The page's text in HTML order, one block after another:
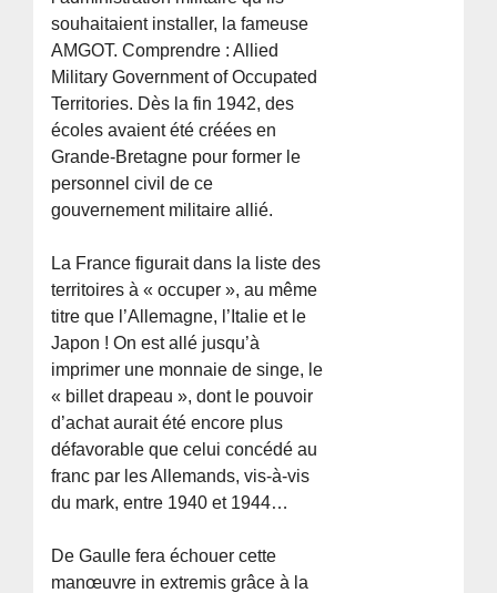
souhaitaient installer, la fameuse
AMGOT. Comprendre : Allied
Military Government of Occupated
Territories. Dès la fin 1942, des
écoles avaient été créées en
Grande-Bretagne pour former le
personnel civil de ce
gouvernement militaire allié.
La France figurait dans la liste des
territoires à « occuper », au même
titre que l’Allemagne, l’Italie et le
Japon ! On est allé jusqu’à
imprimer une monnaie de singe, le
« billet drapeau », dont le pouvoir
d’achat aurait été encore plus
défavorable que celui concédé au
franc par les Allemands, vis-à-vis
du mark, entre 1940 et 1944…
De Gaulle fera échouer cette
manœuvre in extremis grâce à la